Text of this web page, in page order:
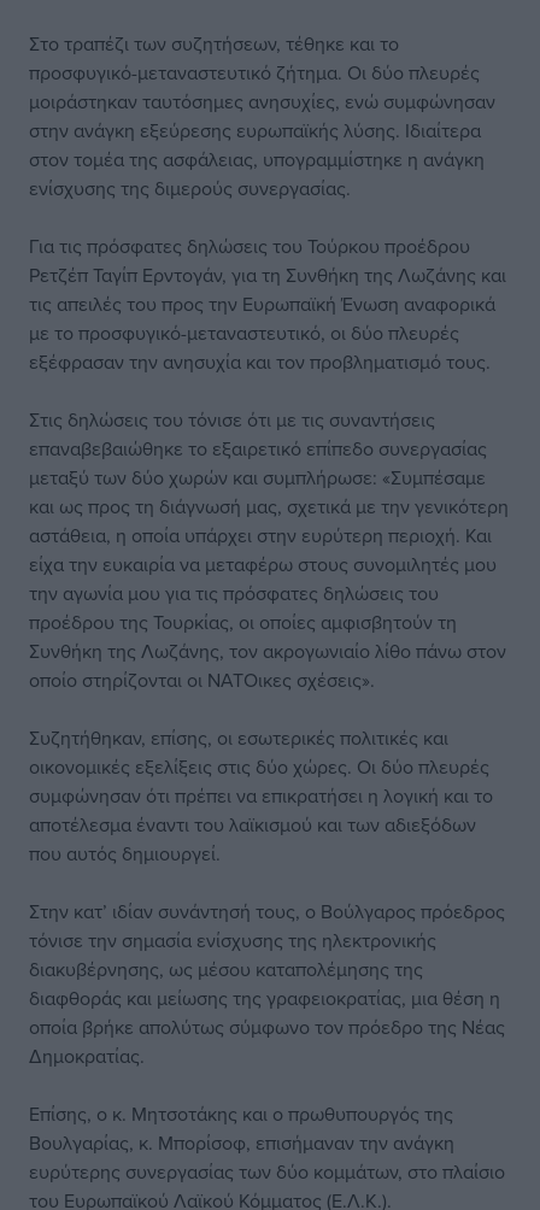
Στο τραπέζι των συζητήσεων, τέθηκε και το
προσφυγικό-μεταναστευτικό ζήτημα. Οι δύο πλευρές
μοιράστηκαν ταυτόσημες ανησυχίες, ενώ συμφώνησαν
στην ανάγκη εξεύρεσης ευρωπαϊκής λύσης. Ιδιαίτερα
στον τομέα της ασφάλειας, υπογραμμίστηκε η ανάγκη
ενίσχυσης της διμερούς συνεργασίας.
Για τις πρόσφατες δηλώσεις του Τούρκου προέδρου
Ρετζέπ Ταγίπ Ερντογάν, για τη Συνθήκη της Λωζάνης και
τις απειλές του προς την Ευρωπαϊκή Ένωση αναφορικά
με το προσφυγικό-μεταναστευτικό, οι δύο πλευρές
εξέφρασαν την ανησυχία και τον προβληματισμό τους.
Στις δηλώσεις του τόνισε ότι με τις συναντήσεις
επαναβεβαιώθηκε το εξαιρετικό επίπεδο συνεργασίας
μεταξύ των δύο χωρών και συμπλήρωσε: «Συμπέσαμε
και ως προς τη διάγνωσή μας, σχετικά με την γενικότερη
αστάθεια, η οποία υπάρχει στην ευρύτερη περιοχή. Και
είχα την ευκαιρία να μεταφέρω στους συνομιλητές μου
την αγωνία μου για τις πρόσφατες δηλώσεις του
προέδρου της Τουρκίας, οι οποίες αμφισβητούν τη
Συνθήκη της Λωζάνης, τον ακρογωνιαίο λίθο πάνω στον
οποίο στηρίζονται οι ΝΑΤΟικες σχέσεις».
Συζητήθηκαν, επίσης, οι εσωτερικές πολιτικές και
οικονομικές εξελίξεις στις δύο χώρες. Οι δύο πλευρές
συμφώνησαν ότι πρέπει να επικρατήσει η λογική και το
αποτέλεσμα έναντι του λαϊκισμού και των αδιεξόδων
που αυτός δημιουργεί.
Στην κατ’ ιδίαν συνάντησή τους, ο Βούλγαρος πρόεδρος
τόνισε την σημασία ενίσχυσης της ηλεκτρονικής
διακυβέρνησης, ως μέσου καταπολέμησης της
διαφθοράς και μείωσης της γραφειοκρατίας, μια θέση η
οποία βρήκε απολύτως σύμφωνο τον πρόεδρο της Νέας
Δημοκρατίας.
Επίσης, ο κ. Μητσοτάκης και ο πρωθυπουργός της
Βουλγαρίας, κ. Μπορίσοφ, επισήμαναν την ανάγκη
ευρύτερης συνεργασίας των δύο κομμάτων, στο πλαίσιο
του Ευρωπαϊκού Λαϊκού Κόμματος (Ε.Λ.Κ.).